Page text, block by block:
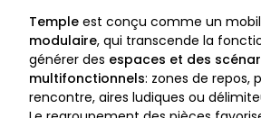
Temple est conçu comme un
modulaire, qui transcende la
générer des espaces et des
multifonctionnels: zones de repos,
rencontre, aires ludiques ou